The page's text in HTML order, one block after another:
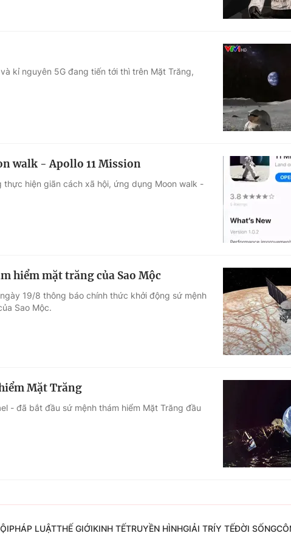
kỉ nguyên 5G đang tiến tới thì trên Mặt Trăng,
walk - Apollo 11 Mission
hiện giãn cách xã hội, ứng dụng Moon walk -
hiểm mặt trăng của Sao Mộc
19/8 thông báo chính thức khởi động sứ mệnh
Sao Mộc.
Mặt Trăng
- đã bắt đầu sứ mệnh thám hiểm Mặt Trăng đầu
PHÁP LUẬTTHẾ GIỚIKINH TẾTRUYỀN HÌNHGIẢI TRÍY TẾĐỜI SỐNG